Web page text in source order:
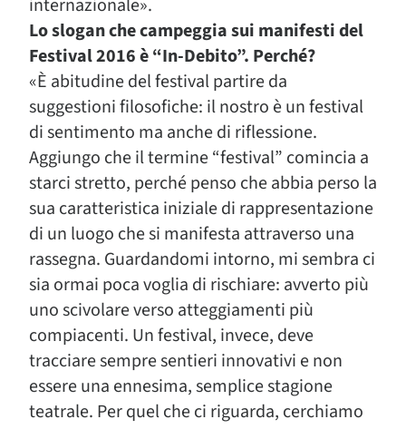
internazionale».
Lo slogan che campeggia sui manifesti del
Festival 2016 è “In-Debito”. Perché?
«È abitudine del festival partire da
suggestioni filosofiche: il nostro è un festival
di sentimento ma anche di riflessione.
Aggiungo che il termine “festival” comincia a
starci stretto, perché penso che abbia perso la
sua caratteristica iniziale di rappresentazione
di un luogo che si manifesta attraverso una
rassegna. Guardandomi intorno, mi sembra ci
sia ormai poca voglia di rischiare: avverto più
uno scivolare verso atteggiamenti più
compiacenti. Un festival, invece, deve
tracciare sempre sentieri innovativi e non
essere una ennesima, semplice stagione
teatrale. Per quel che ci riguarda, cerchiamo